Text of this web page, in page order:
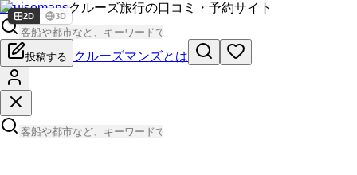
Cruisemansクルーズ旅行の口コミ・予約サイト
投稿する クルーズマンズとは
2D 3D